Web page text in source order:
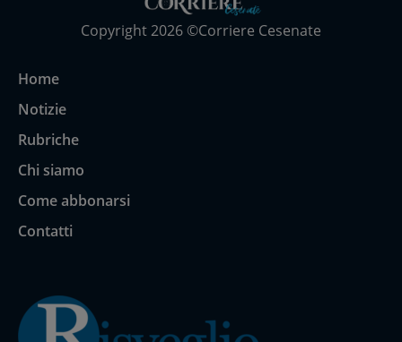
Copyright 2026 ©Corriere Cesenate
Home
Notizie
Rubriche
Chi siamo
Come abbonarsi
Contatti